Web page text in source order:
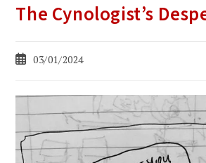
The Cynologist’s
Bericht03/01/2024